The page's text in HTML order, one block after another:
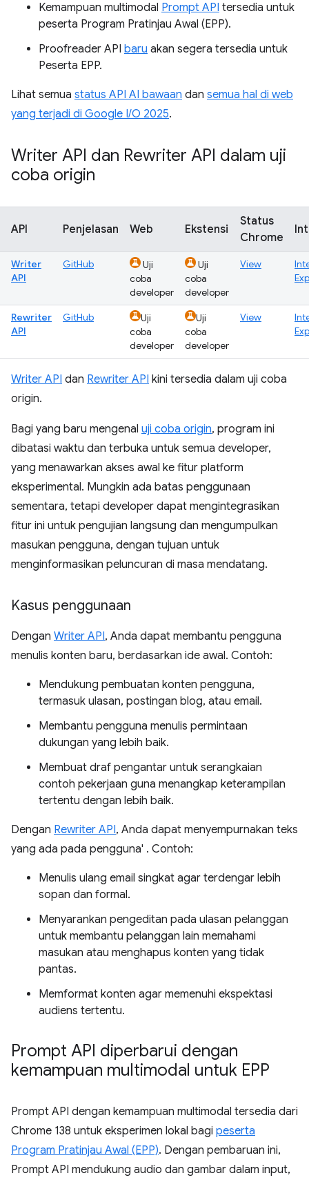
Kemampuan multimodal Prompt API tersedia untuk
peserta Program Pratinjau Awal (EPP).
Proofreader API baru akan segera tersedia untuk
Peserta EPP.
Lihat semua status API AI bawaan dan semua hal di web
yang terjadi di Google I/O 2025.
Writer API dan Rewriter API dalam uji
coba origin
API Penjelasan Web Ekstensi
Status
Chrome
Writer
API
GitHub
Uji
coba
developer
Uji
coba
developer
View
Rewriter
API
GitHub
Uji
coba
developer
Uji
coba
developer
View
Writer API dan Rewriter API kini tersedia dalam uji coba
origin.
Bagi yang baru mengenal uji coba origin, program ini
dibatasi waktu dan terbuka untuk semua developer,
yang menawarkan akses awal ke fitur platform
eksperimental. Mungkin ada batas penggunaan
sementara, tetapi developer dapat mengintegrasikan
fitur ini untuk pengujian langsung dan mengumpulkan
masukan pengguna, dengan tujuan untuk
menginformasikan peluncuran di masa mendatang.
Kasus penggunaan
Dengan Writer API, Anda dapat membantu pengguna
menulis konten baru, berdasarkan ide awal. Contoh:
Mendukung pembuatan konten pengguna,
termasuk ulasan, postingan blog, atau email.
Membantu pengguna menulis permintaan
dukungan yang lebih baik.
Membuat draf pengantar untuk serangkaian
contoh pekerjaan guna menangkap keterampilan
tertentu dengan lebih baik.
Dengan Rewriter API, Anda dapat menyempurnakan teks
yang ada pada pengguna' . Contoh:
Menulis ulang email singkat agar terdengar lebih
sopan dan formal.
Menyarankan pengeditan pada ulasan pelanggan
untuk membantu pelanggan lain memahami
masukan atau menghapus konten yang tidak
pantas.
Memformat konten agar memenuhi ekspektasi
audiens tertentu.
Prompt API diperbarui dengan
kemampuan multimodal untuk EPP
Prompt API dengan kemampuan multimodal tersedia dari
Chrome 138 untuk eksperimen lokal bagi peserta
Program Pratinjau Awal (EPP). Dengan pembaruan ini,
Prompt API mendukung audio dan gambar dalam input,